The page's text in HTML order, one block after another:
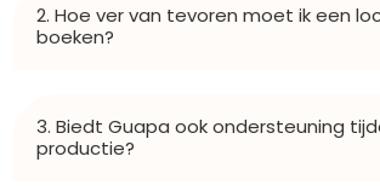
2. Hoe ver van tevoren moet ik een
boeken?
3. Biedt Guapa ook ondersteuning
productie?